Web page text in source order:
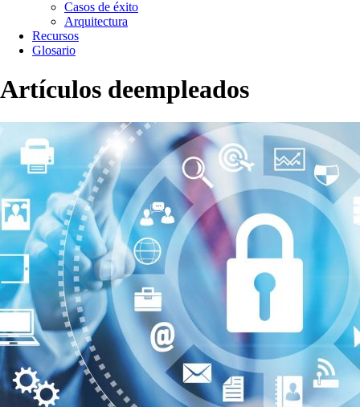
Casos de éxito
Arquitectura
Recursos
Glosario
Artículos deempleados